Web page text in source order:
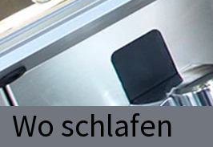
Wo schlafen